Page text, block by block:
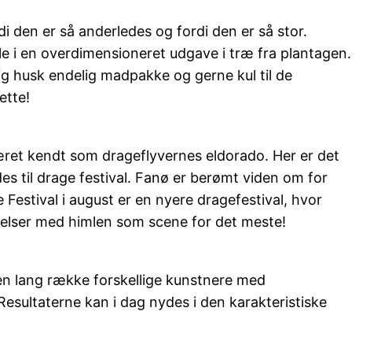
er så anderledes og fordi den er så stor.
i en overdimensioneret udgave i træ fra plantagen.
husk endelig madpakke og gerne kul til de
kendt som drageflyvernes eldorado. Her er det
til drage festival. Fanø er berømt viden om for
i august er en nyere dragefestival, hvor
med himlen som scene for det meste!
lang række forskellige kunstnere med
kan i dag nydes i den karakteristiske